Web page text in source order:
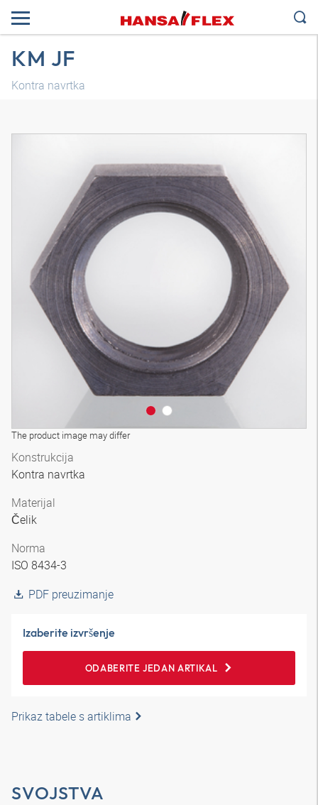
KM JF
Kontra navrtka
The product image may differ
Konstrukcija
Kontra navrtka
Materijal
Čelik
Norma
ISO 8434-3
PDF preuzimanje
Izaberite izvršenje
ODABERITE JEDAN ARTIKAL
Prikaz tabele s artiklima
SVOJSTVA